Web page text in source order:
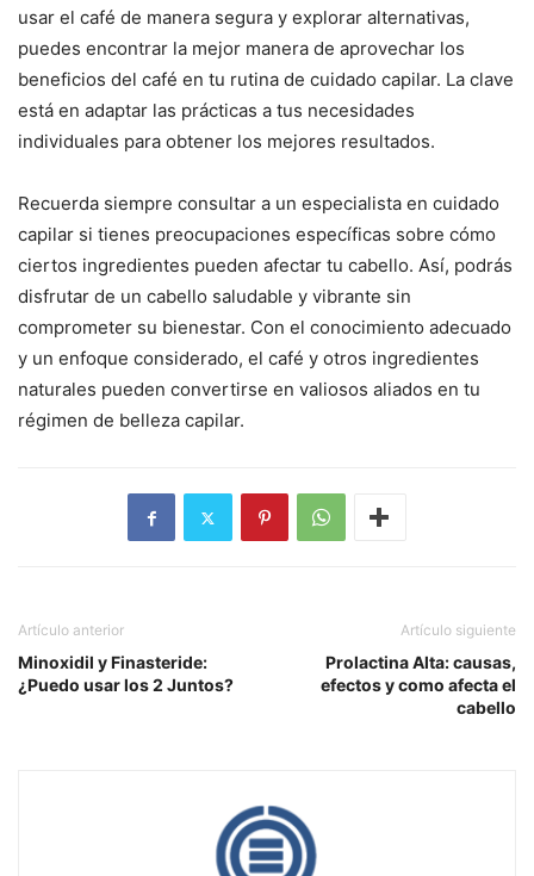
usar el café de manera segura y explorar alternativas,
puedes encontrar la mejor manera de aprovechar los
beneficios del café en tu rutina de cuidado capilar. La clave
está en adaptar las prácticas a tus necesidades
individuales para obtener los mejores resultados.
Recuerda siempre consultar a un especialista en cuidado
capilar si tienes preocupaciones específicas sobre cómo
ciertos ingredientes pueden afectar tu cabello. Así, podrás
disfrutar de un cabello saludable y vibrante sin
comprometer su bienestar. Con el conocimiento adecuado
y un enfoque considerado, el café y otros ingredientes
naturales pueden convertirse en valiosos aliados en tu
régimen de belleza capilar.
Artículo anterior
Minoxidil y Finasteride:
¿Puedo usar los 2 Juntos?
Artículo siguiente
Prolactina Alta: causas,
efectos y como afecta el
cabello